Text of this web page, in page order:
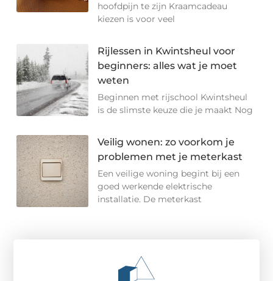
hoofdpijn te zijn Kraamcadeau
kiezen is voor veel
Rijlessen in Kwintsheul voor
beginners: alles wat je moet
weten
Beginnen met rijschool Kwintsheul
is de slimste keuze die je maakt Nog
Veilig wonen: zo voorkom je
problemen met je meterkast
Een veilige woning begint bij een
goed werkende elektrische
installatie. De meterkast